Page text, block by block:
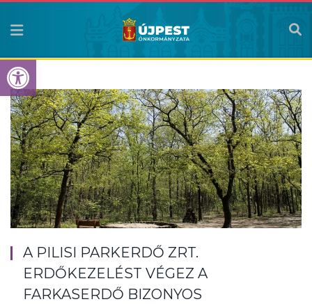
Eszköztár megnyitása
A PILISI PARKERDŐ ZRT.
ERDŐKEZELÉST VÉGEZ A
FARKASERDŐ BIZONYOS